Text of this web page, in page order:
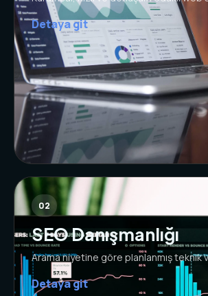
Detaya git
02
SEO Danışmanlığı
Arama niyetine göre planlanmış teknik
Detaya git